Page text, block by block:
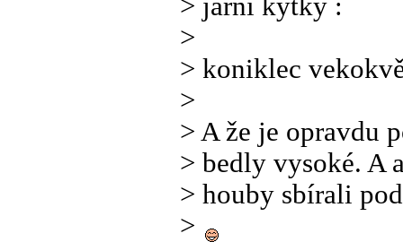
> jarní kytky :
>
> koniklec
>
> A že je opravdu
> bedly vysoké. A
> houby sbírali
>